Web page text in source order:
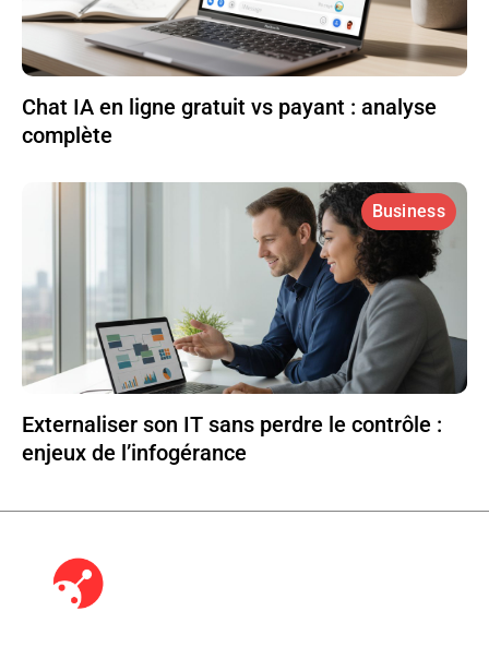
Chat IA en ligne gratuit vs payant : analyse
complète
Business
Externaliser son IT sans perdre le contrôle :
enjeux de l’infogérance